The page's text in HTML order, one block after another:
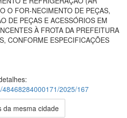
O FOR-NECIMENTO DE PEÇAS,
DE PEÇAS E ACESSÓRIOS EM
À FROTA DA PREFEITURA
CONFORME ESPECIFICAÇÕES
2025/167
da mesma cidade